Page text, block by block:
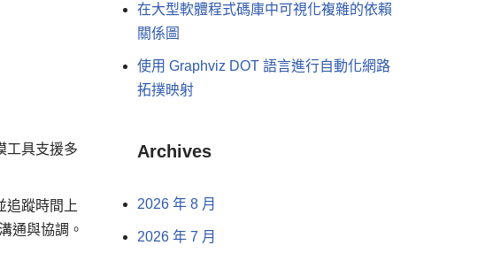
工具支援多
追蹤時間上
通與協調。
在大型軟體程式碼庫中可視化複雜的依賴
關係圖
使用 Graphviz DOT 語言進行自動化網路
拓撲映射
Archives
2026 年 8 月
2026 年 7 月